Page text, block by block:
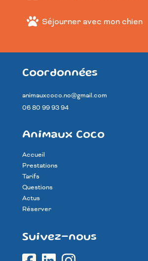
Séjourner avec mon chien
Coordonnées
animauxcoco.no@gmail.com
06 80 99 93 94
Animaux Coco
Accueil
Prestations
Tarifs
Questions
Actus
Réserver
Suivez-nous